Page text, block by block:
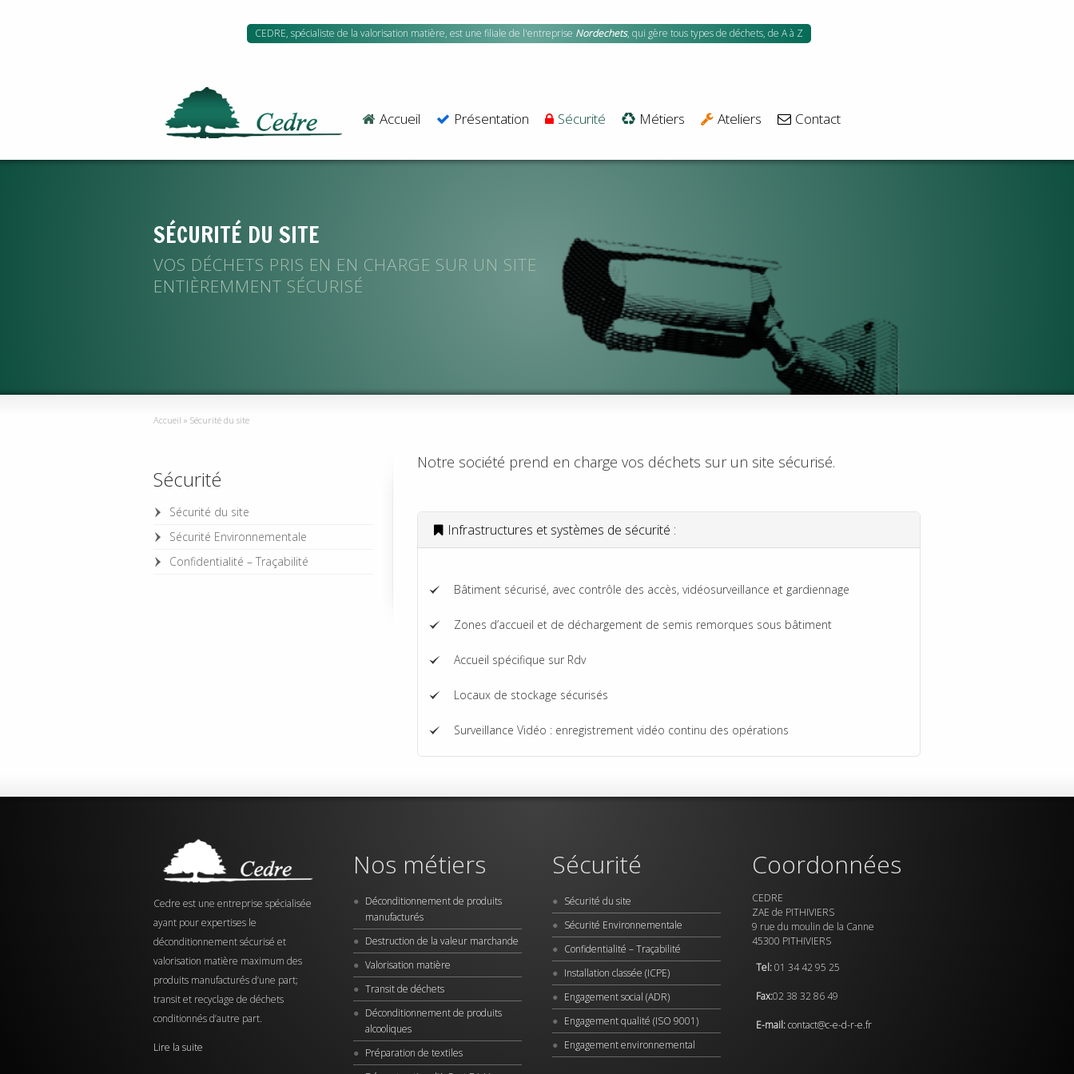
CEDRE, spécialiste de la valorisation matière, est une filiale de l'entreprise Nordechets, qui gère tous types de déchets, de A à Z
Accueil Présentation Sécurité Métiers Ateliers Contact
SÉCURITÉ DU SITE
VOS DÉCHETS PRIS EN EN CHARGE SUR UN SITE
ENTIÈREMMENT SÉCURISÉ
Accueil » Sécurité du site
Notre société prend en charge vos déchets sur un site sécurisé.
Infrastructures et systèmes de sécurité :
Bâtiment sécurisé, avec contrôle des accès, vidéosurveillance et gardiennage
Zones d’accueil et de déchargement de semis remorques sous bâtiment
Accueil spécifique sur Rdv
Locaux de stockage sécurisés
Surveillance Vidéo : enregistrement vidéo continu des opérations
Sécurité
Sécurité du site
Sécurité Environnementale
Confidentialité – Traçabilité
Cedre est une entreprise spécialisée
ayant pour expertises le
déconditionnement sécurisé et
valorisation matière maximum des
produits manufacturés d’une part;
transit et recyclage de déchets
conditionnés d’autre part.
Lire la suite
Nos métiers
Déconditionnement de produits
manufacturés
Destruction de la valeur marchande
Valorisation matière
Transit de déchets
Déconditionnement de produits
alcooliques
Préparation de textiles
Sécurité
Sécurité du site
Sécurité Environnementale
Confidentialité – Traçabilité
Installation classée (ICPE)
Engagement social (ADR)
Engagement qualité (ISO 9001)
Engagement environnemental
Coordonnées
CEDRE
ZAE de PITHIVIERS
9 rue du moulin de la Canne
45300 PITHIVIERS
Tel:01 34 42 95 25
Fax:02 38 32 86 49
E-mail:contact@c-e-d-r-e.fr